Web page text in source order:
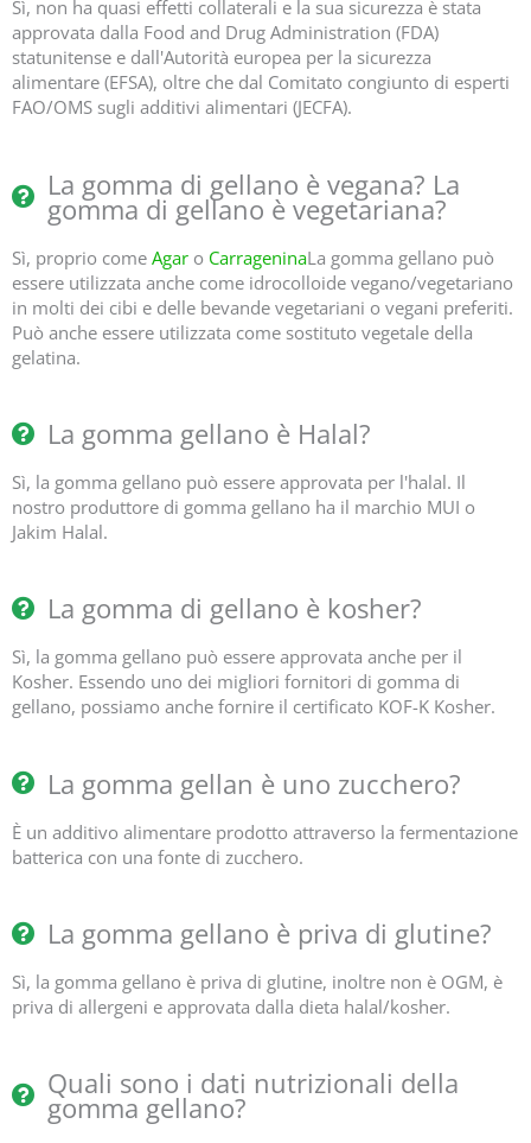
Sì, non ha quasi effetti collaterali e la sua sicurezza è stata
approvata dalla Food and Drug Administration (FDA)
statunitense e dall'Autorità europea per la sicurezza
alimentare (EFSA), oltre che dal Comitato congiunto di esperti
FAO/OMS sugli additivi alimentari (JECFA).
La gomma di gellano è vegana? La
gomma di gellano è vegetariana?
Sì, proprio come Agar o CarrageninaLa gomma gellano può
essere utilizzata anche come idrocolloide vegano/vegetariano
in molti dei cibi e delle bevande vegetariani o vegani preferiti.
Può anche essere utilizzata come sostituto vegetale della
gelatina.
La gomma gellano è Halal?
Sì, la gomma gellano può essere approvata per l'halal. Il
nostro produttore di gomma gellano ha il marchio MUI o
Jakim Halal.
La gomma di gellano è kosher?
Sì, la gomma gellano può essere approvata anche per il
Kosher. Essendo uno dei migliori fornitori di gomma di
gellano, possiamo anche fornire il certificato KOF-K Kosher.
La gomma gellan è uno zucchero?
È un additivo alimentare prodotto attraverso la fermentazione
batterica con una fonte di zucchero.
La gomma gellano è priva di glutine?
Sì, la gomma gellano è priva di glutine, inoltre non è OGM, è
priva di allergeni e approvata dalla dieta halal/kosher.
Quali sono i dati nutrizionali della
gomma gellano?